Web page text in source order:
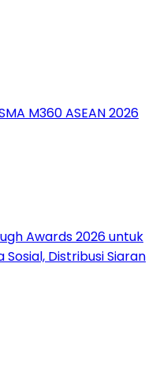
M360 ASEAN 2026
Awards 2026 untuk
Distribusi Siaran